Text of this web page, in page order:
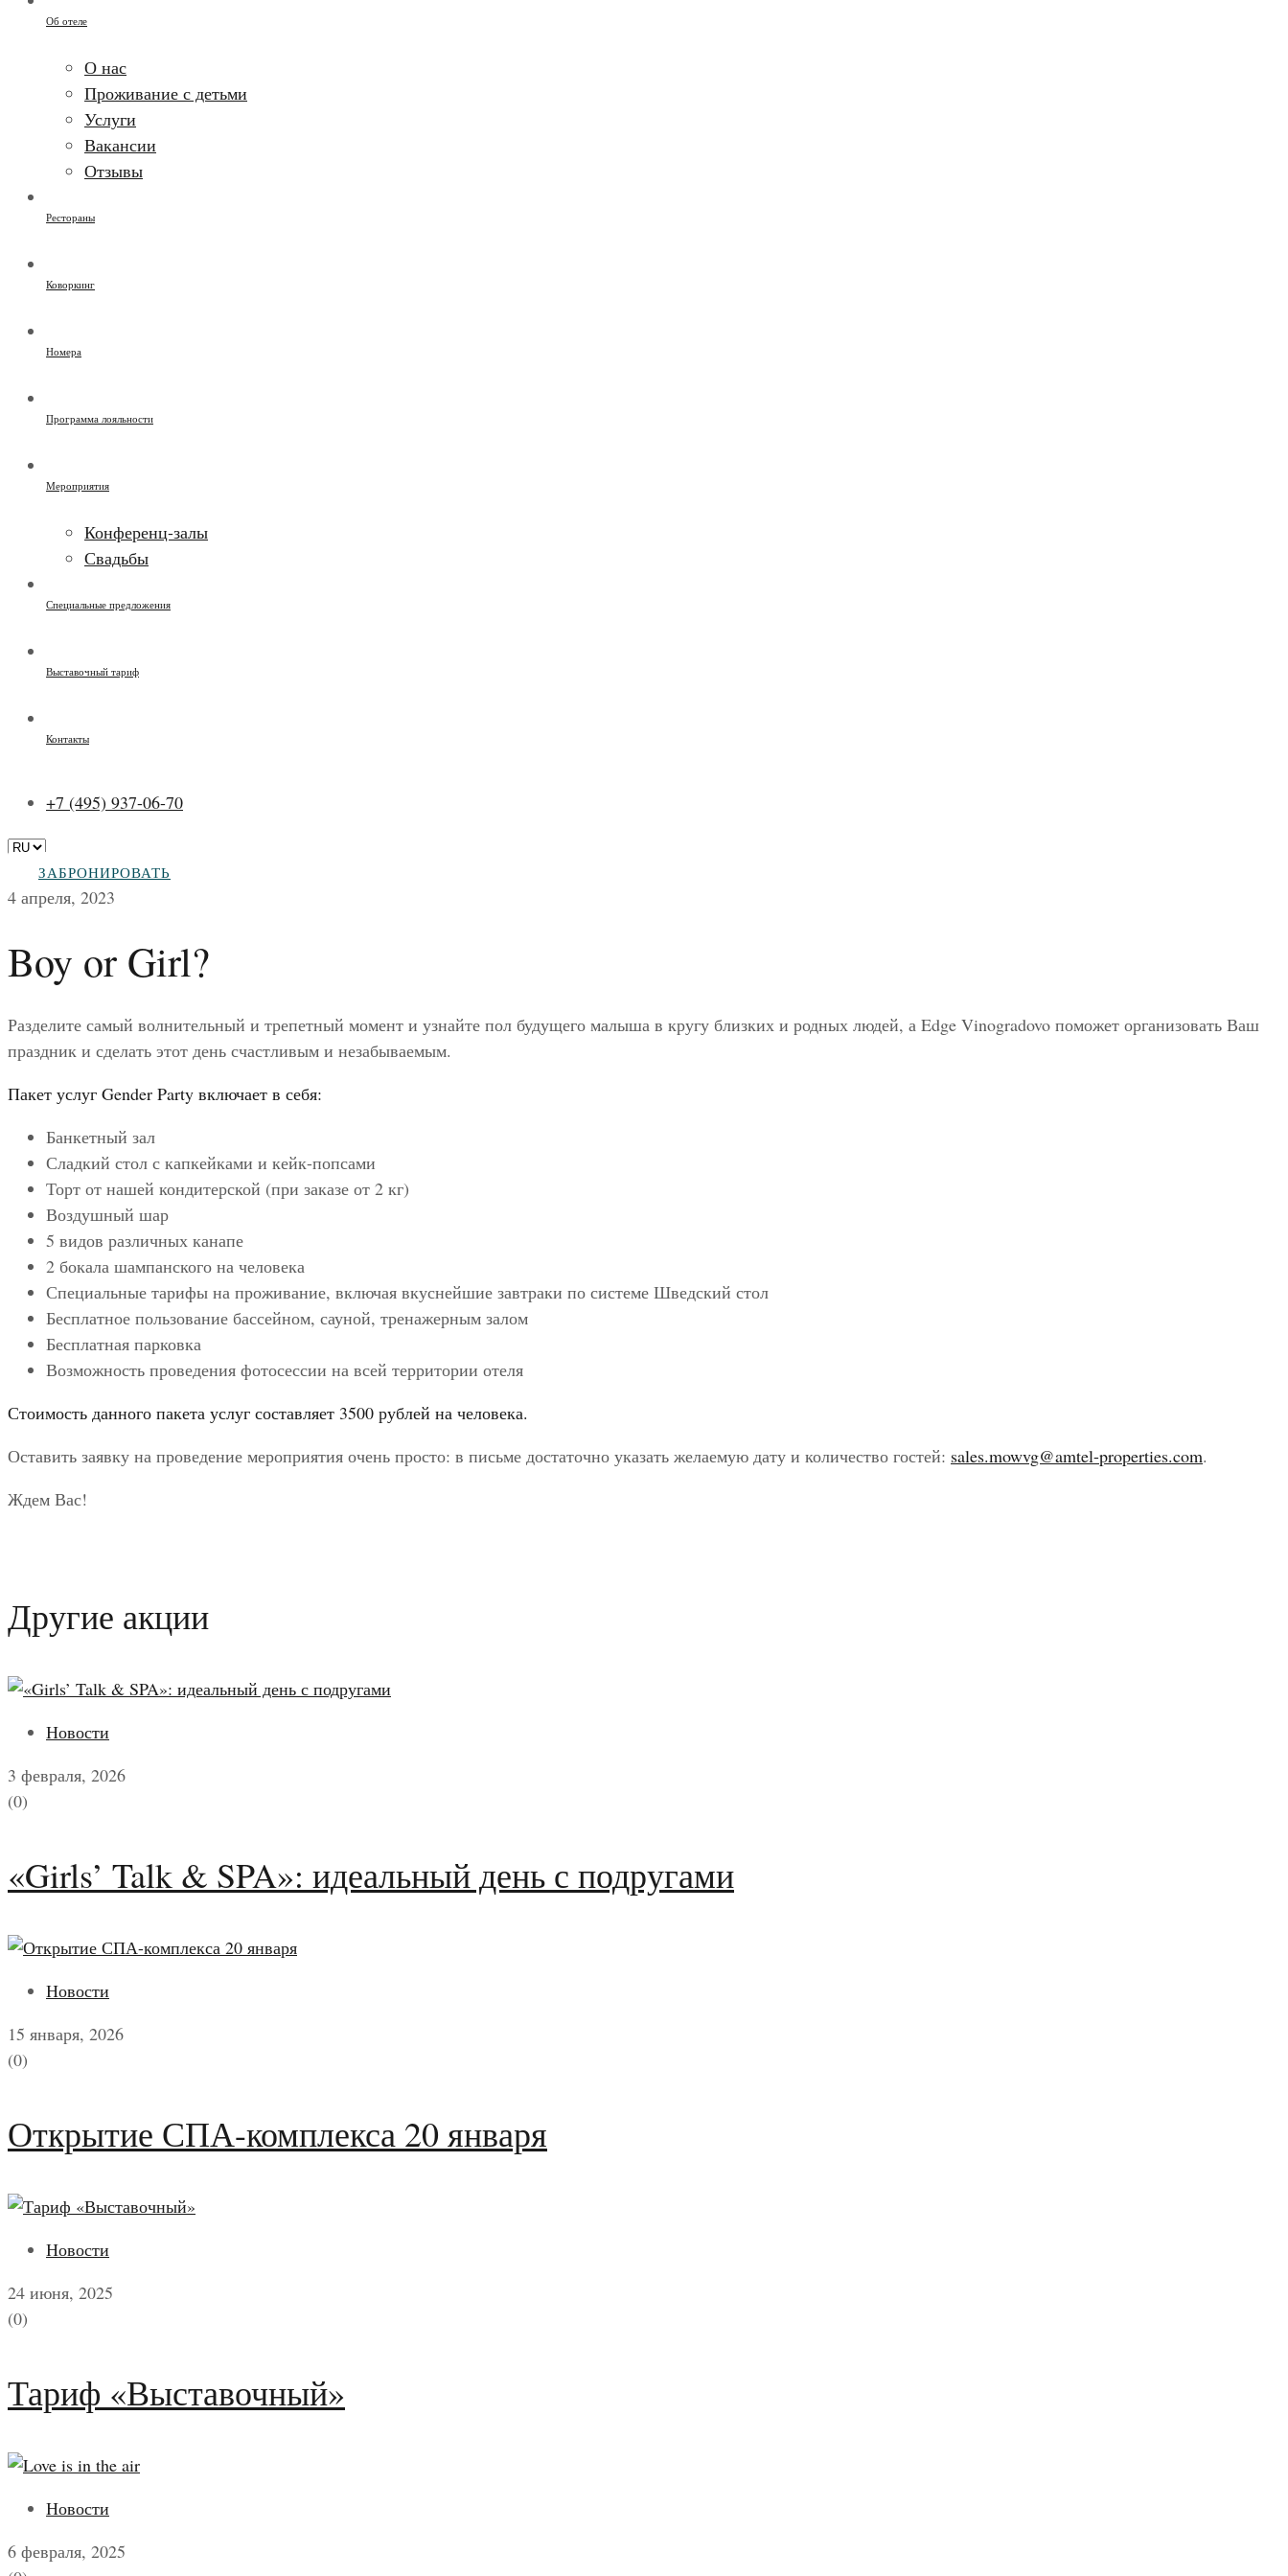
Об отеле
О нас
Проживание с детьми
Услуги
Вакансии
Отзывы
Рестораны
Коворкинг
Номера
Программа лояльности
Мероприятия
Конференц-залы
Свадьбы
Специальные предложения
Выставочный тариф
Контакты
+7 (495) 937-06-70
ЗАБРОНИРОВАТЬ
4 апреля, 2023
Boy or Girl?
Разделите самый волнительный и трепетный момент и узнайте пол будущего малыша в кругу близких и родных людей, а Edge Vinogradovo поможет организовать Ваш
праздник и сделать этот день счастливым и незабываемым.
Пакет услуг Gender Party включает в себя:
Банкетный зал
Сладкий стол с капкейками и кейк-попсами
Торт от нашей кондитерской (при заказе от 2 кг)
Воздушный шар
5 видов различных канапе
2 бокала шампанского на человека
Специальные тарифы на проживание, включая вкуснейшие завтраки по системе Шведский стол
Бесплатное пользование бассейном, сауной, тренажерным залом
Бесплатная парковка
Возможность проведения фотосессии на всей территории отеля
Стоимость данного пакета услуг составляет 3500 рублей на человека.
Оставить заявку на проведение мероприятия очень просто: в письме достаточно указать желаемую дату и количество гостей: sales.mowvg@amtel-properties.com.
Ждем Вас!
Другие акции
Новости
3 февраля, 2026
(0)
«Girls’ Talk & SPA»: идеальный день с подругами
Новости
15 января, 2026
(0)
Открытие СПА-комплекса 20 января
Новости
24 июня, 2025
(0)
Тариф «Выставочный»
Новости
6 февраля, 2025